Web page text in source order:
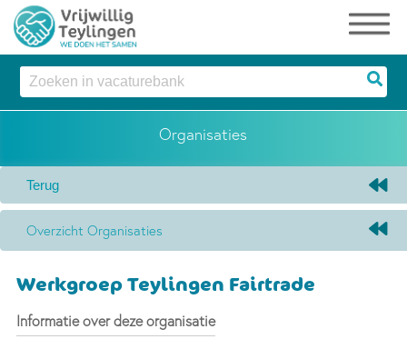
Organisaties
Overzicht Organisaties
Werkgroep Teylingen Fairtrade
Informatie over deze organisatie